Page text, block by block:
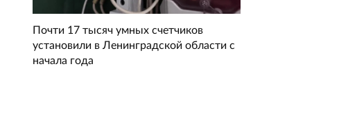
Почти 17 тысяч умных счетчиков
установили в Ленинградской области с
начала года